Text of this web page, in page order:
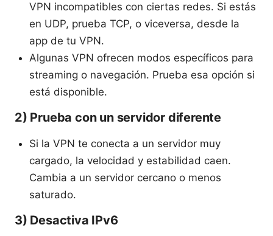
VPN incompatibles con ciertas redes. Si estás
en UDP, prueba TCP, o viceversa, desde la
app de tu VPN.
Algunas VPN ofrecen modos específicos para
streaming o navegación. Prueba esa opción si
está disponible.
2) Prueba con un servidor diferente
Si la VPN te conecta a un servidor muy
cargado, la velocidad y estabilidad caen.
Cambia a un servidor cercano o menos
saturado.
3) Desactiva IPv6